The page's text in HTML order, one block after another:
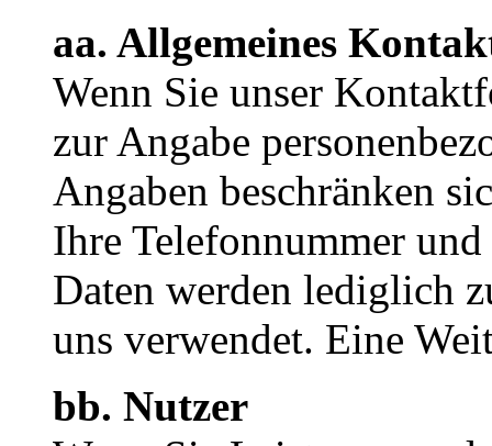
aa. Allgemeines
Wenn Sie unser
zur Angabe
Angaben beschränken
Ihre Telefonnummer
Daten werden lediglich
uns verwendet. Eine
bb. Nutzer